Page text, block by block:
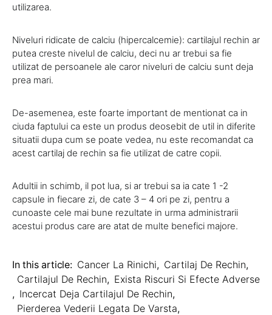
utilizarea.
Niveluri ridicate de calciu (hipercalcemie): cartilajul rechin ar
putea creste nivelul de calciu, deci nu ar trebui sa fie
utilizat de persoanele ale caror niveluri de calciu sunt deja
prea mari.
De-asemenea, este foarte important de mentionat ca in
ciuda faptului ca este un produs deosebit de util in diferite
situatii dupa cum se poate vedea, nu este recomandat ca
acest cartilaj de rechin sa fie utilizat de catre copii.
Adultii in schimb, il pot lua, si ar trebui sa ia cate 1 -2
capsule in fiecare zi, de cate 3 – 4 ori pe zi, pentru a
cunoaste cele mai bune rezultate in urma administrarii
acestui produs care are atat de multe benefici majore.
In this article: Cancer La Rinichi, Cartilaj De Rechin,
Cartilajul De Rechin, Exista Riscuri Si Efecte Adverse
, Incercat Deja Cartilajul De Rechin,
Pierderea Vederii Legata De Varsta,